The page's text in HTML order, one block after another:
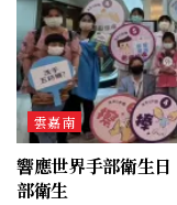
雲嘉南
響應世界手部衛生
部衛生